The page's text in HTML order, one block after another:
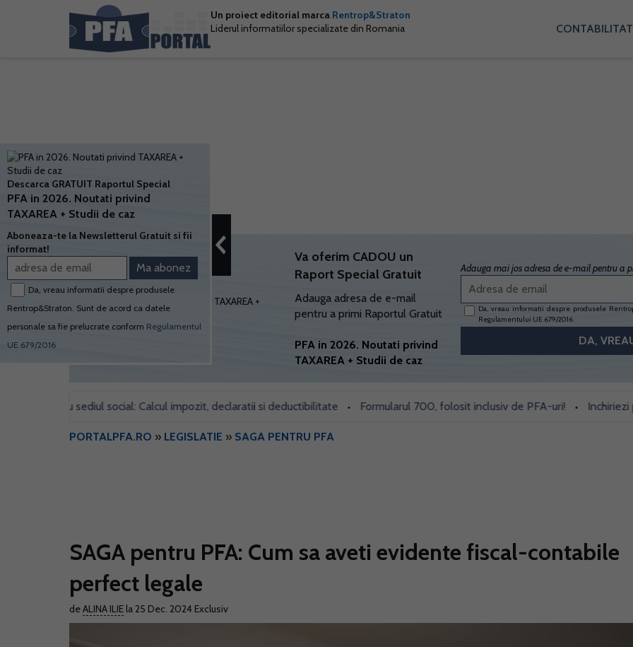
Un proiect editorial marca Rentrop&Straton
Liderul informatiilor specializate din Romania
Va oferim CADOU un
Raport Special Gratuit
Adauga adresa de e-mail
pentru a primi Raportul Gratuit
PFA in 2026. Noutati privind
TAXAREA + Studii de caz
Adauga mai jos adresa de e-mail pentru a
Da, vreau informatii despre produsele
Regulamentului UE 679/2016
pentru sediul social: Calcul impozit, declaratii si deductibilitate • Formularul 700, folosit inclusiv de PFA-uri! • Inchiriezi prin
PORTALPFA.RO » LEGISLATIE » SAGA PENTRU PFA
SAGA pentru PFA: Cum sa aveti evidente fiscal-contabile
perfect legale
deALINA ILIE la 25 Dec. 2024 Exclusiv
Descarca GRATUIT Raportul Special
PFA in 2026. Noutati privind
TAXAREA + Studii de caz
Aboneaza-te la Newsletterul Gratuit si fii
informat!
Da, vreau informatii despre produsele
Rentrop&Straton. Sunt de acord ca datele
personale sa fie prelucrate conform Regulamentul
UE 679/2016